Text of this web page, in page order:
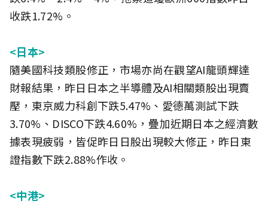
收跌1.72%。
<日本>
隨美國科技類股修正，市場亦尚在觀望AI龍頭輝達
財報結果，昨日日本之半導體及AI相關類股出現賣
壓，東京威力科創下跌5.47%、愛德萬測試下跌
3.70%、DISCO下跌4.60%，疊加近期日本之經濟數
據表現疲弱，皆促昨日日股出現較大修正，昨日東
證指數下跌2.88%作收。
<中港>